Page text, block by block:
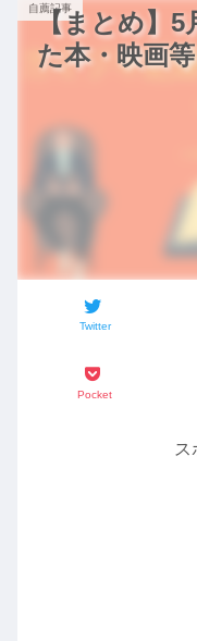
【まとめ】5
た本・映画等
自薦記事
Twitter
Pocket
ス